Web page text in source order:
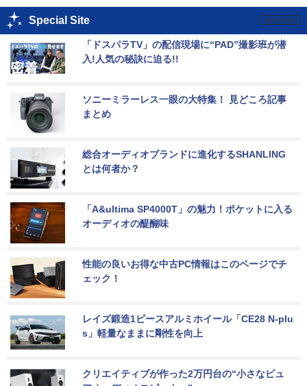
Special Site
「ドスパラTV」の配信現場に“PAD”撮影班が潜
入!人気の秘訣に迫る!!
ソニーミラーレス一眼の大特集！ 見どころ記事
まとめ
総合オーディオブランドに進化するSHANLING
とは何者か？
「A&ultima SP4000T」の魅力！ポケットに入る
オーディオの醍醐味
性能の良いお得な中古PC情報はこのページでチ
ェック！
レイズ鍛造1ピースアルミホイール「CE28 N-plu
s」軽量なままに剛性を向上
クリエイティブが作った2万円台の“小さなピュ